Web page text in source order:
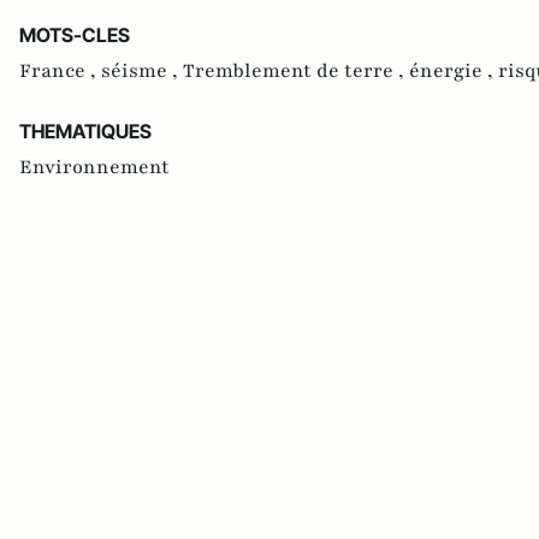
MOTS-CLES
France , séisme , Tremblement de terre , énergie ,
THEMATIQUES
Environnement